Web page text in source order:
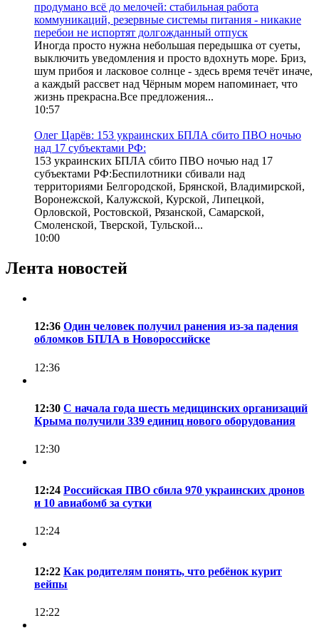
продумано всё до мелочей: стабильная работа
коммуникаций, резервные системы питания - никакие
перебои не испортят долгожданный отпуск
Иногда просто нужна небольшая передышка от суеты,
выключить уведомления и просто вдохнуть море. Бриз,
шум прибоя и ласковое солнце - здесь время течёт иначе,
а каждый рассвет над Чёрным морем напоминает, что
жизнь прекрасна.Все предложения...
10:57
Олег Царёв: 153 украинских БПЛА сбито ПВО ночью
над 17 субъектами РФ:
153 украинских БПЛА сбито ПВО ночью над 17
субъектами РФ:Беспилотники сбивали над
территориями Белгородской, Брянской, Владимирской,
Воронежской, Калужской, Курской, Липецкой,
Орловской, Ростовской, Рязанской, Самарской,
Смоленской, Тверской, Тульской...
10:00
Лента новостей
12:36 Один человек получил ранения из-за падения
обломков БПЛА в Новороссийске
12:36
12:30 С начала года шесть медицинских организаций
Крыма получили 339 единиц нового оборудования
12:30
12:24 Российская ПВО сбила 970 украинских дронов
и 10 авиабомб за сутки
12:24
12:22 Как родителям понять, что ребёнок курит
вейпы
12:22